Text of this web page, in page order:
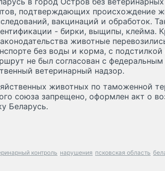
подтверждающих происхождение
вакцинаций и обработок.
- бирки, выщипы, клейма.
животные
без воды и корма, с
не был согласован с федеральным
ветеринарный надзор.
животных по таможенной
союза запрещено, оформлен акт о
Беларусь.
контроль нарушения псковская область